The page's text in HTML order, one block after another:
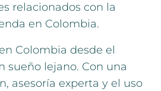
relacionados con la
en Colombia.
Colombia desde el
sueño lejano. Con una
asesoría experta y el uso